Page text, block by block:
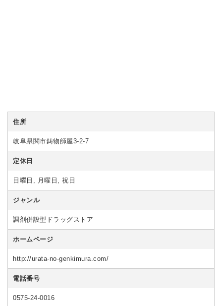
住所
岐阜県関市鋳物師屋3-2-7
定休日
日曜日, 月曜日, 祝日
ジャンル
調剤併設型ドラッグストア
ホームページ
http://urata-no-genkimura.com/
電話番号
0575-24-0016